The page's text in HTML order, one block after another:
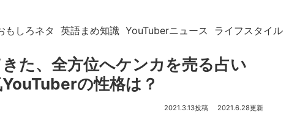
もしろネタ 英語まめ知識 YouTuberニュース ライフスタイル
た、全方位へケンカを売る占い
YouTuberの性格は？
2021.3.13 2021.6.28